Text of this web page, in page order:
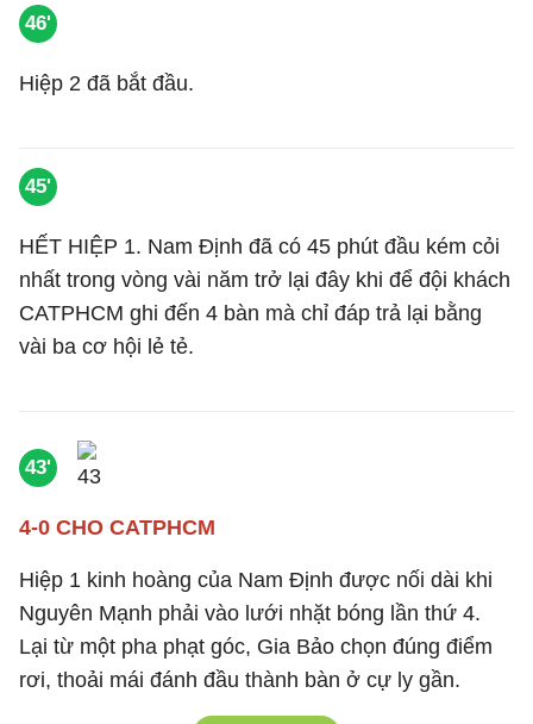
46'
Hiệp 2 đã bắt đầu.
45'
HẾT HIỆP 1. Nam Định đã có 45 phút đầu kém cỏi
nhất trong vòng vài năm trở lại đây khi để đội khách
CATPHCM ghi đến 4 bàn mà chỉ đáp trả lại bằng
vài ba cơ hội lẻ tẻ.
43'
4-0 CHO CATPHCM
Hiệp 1 kinh hoàng của Nam Định được nối dài khi
Nguyên Mạnh phải vào lưới nhặt bóng lần thứ 4.
Lại từ một pha phạt góc, Gia Bảo chọn đúng điểm
rơi, thoải mái đánh đầu thành bàn ở cự ly gần.